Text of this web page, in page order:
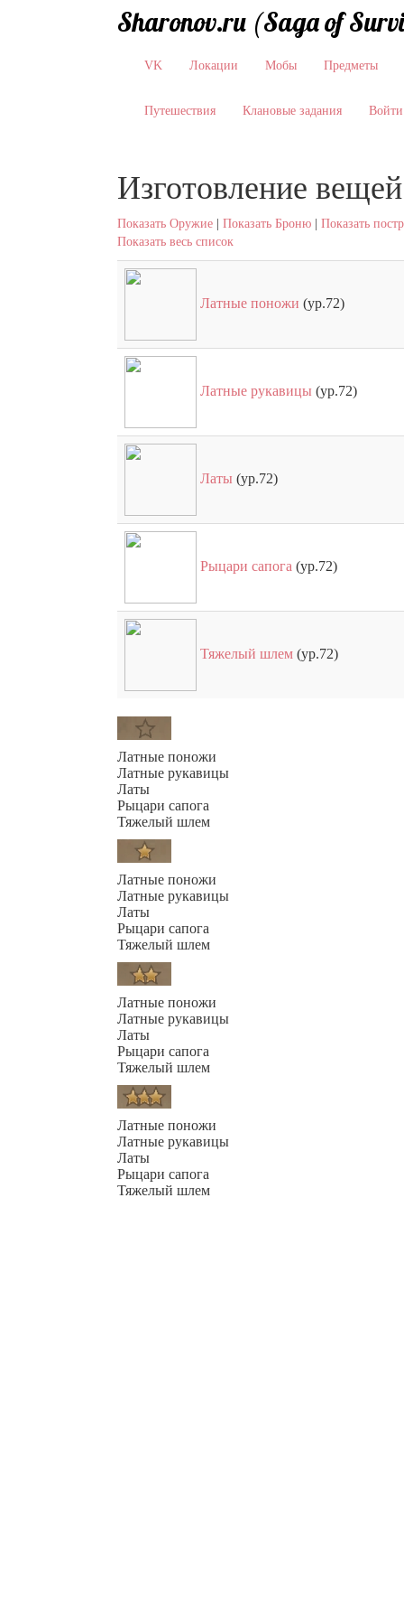
Sharonov.ru (Saga of
VK Локации Мобы Предметы
Путешествия Клановые задания Войти
Изготовление
Показать Оружие Показать Броню
Показать
Показать весь список
Латные поножи (ур.72)
Латные рукавицы (ур.72)
Латы (ур.72)
Рыцари сапога (ур.72)
Тяжелый шлем (ур.72)
Латные поножи
Латные рукавицы
Латы
Рыцари сапога
Тяжелый шлем
Латные поножи
Латные рукавицы
Латы
Рыцари сапога
Тяжелый шлем
Латные поножи
Латные рукавицы
Латы
Рыцари сапога
Тяжелый шлем
Латные поножи
Латные рукавицы
Латы
Рыцари сапога
Тяжелый шлем